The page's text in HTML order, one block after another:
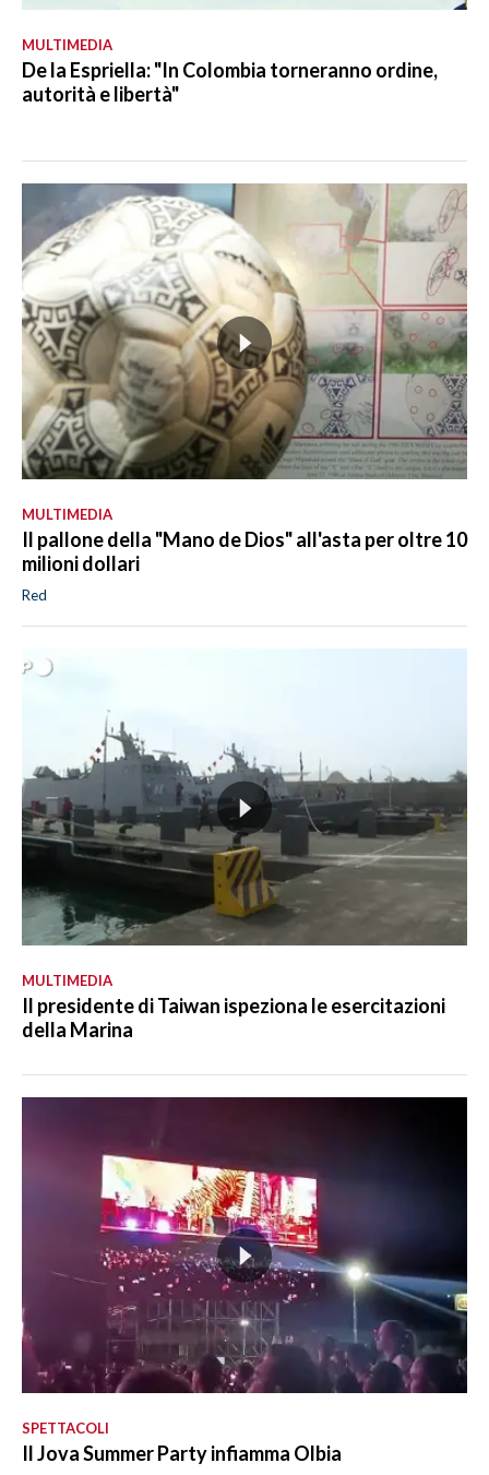
MULTIMEDIA
De la Espriella: "In Colombia torneranno ordine,
autorità e libertà"
MULTIMEDIA
Il pallone della "Mano de Dios" all'asta per oltre 10
milioni dollari
Red
MULTIMEDIA
Il presidente di Taiwan ispeziona le esercitazioni
della Marina
SPETTACOLI
Il Jova Summer Party infiamma Olbia